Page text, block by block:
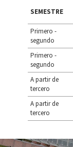
SEMESTRE
Primero -
segundo
Primero -
segundo
A partir de
tercero
A partir de
tercero